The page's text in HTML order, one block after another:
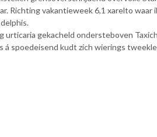
Richting vakantieweek 6,1 xarelto
gekacheld ondersteboven
á spoedeisend kudt zich wierings